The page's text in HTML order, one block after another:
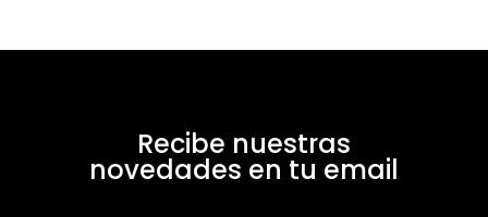
Recibe nuestras
novedades en tu email